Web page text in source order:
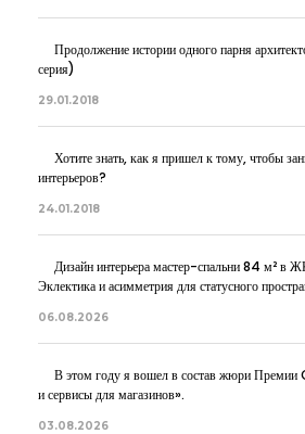
Продолжение истории одного парня
серия)
29.01.2018
Хотите знать, как я пришел к тому, чтобы
интерьеров?
24.01.2018
Дизайн интерьера мастер-спальни 84 м² в
Эклектика и асимметрия для статусного
06.08.2026
В этом году я вошел в состав жюри Премии
и сервисы для магазинов».
03.08.2026